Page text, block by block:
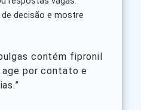
decisão e mostre
contém fipronil
por contato e